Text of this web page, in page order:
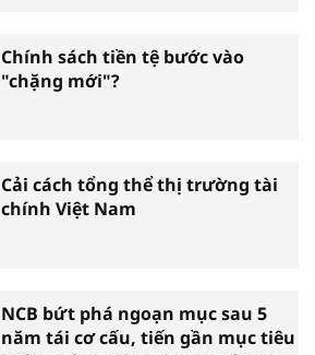
Chính sách tiền tệ bước vào
"chặng mới"?
Cải cách tổng thể thị trường tài
chính Việt Nam
NCB bứt phá ngoạn mục sau 5
năm tái cơ cấu, tiến gần mục tiêu